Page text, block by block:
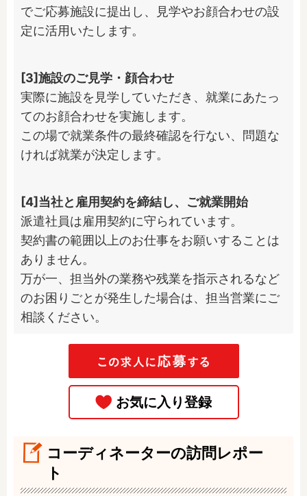
でご応募施設に提出し、見学やお顔合わせの設
定に活用いたします。
[3]施設のご見学・顔合わせ
実際に施設を見学していただき、就業にあたっ
てのお顔合わせを実施します。
この場で就業条件の最終確認を行ない、問題な
ければ就業が決定します。
[4]当社と雇用契約を締結し、ご就業開始
派遣社員は雇用契約に守られています。
契約書の範囲以上のお仕事をお願いすることは
ありません。
万が一、担当外の業務や残業を指示されるなど
のお困りごとが発生した場合は、担当営業にご
相談ください。
コーディネーターの訪問レポー
ト